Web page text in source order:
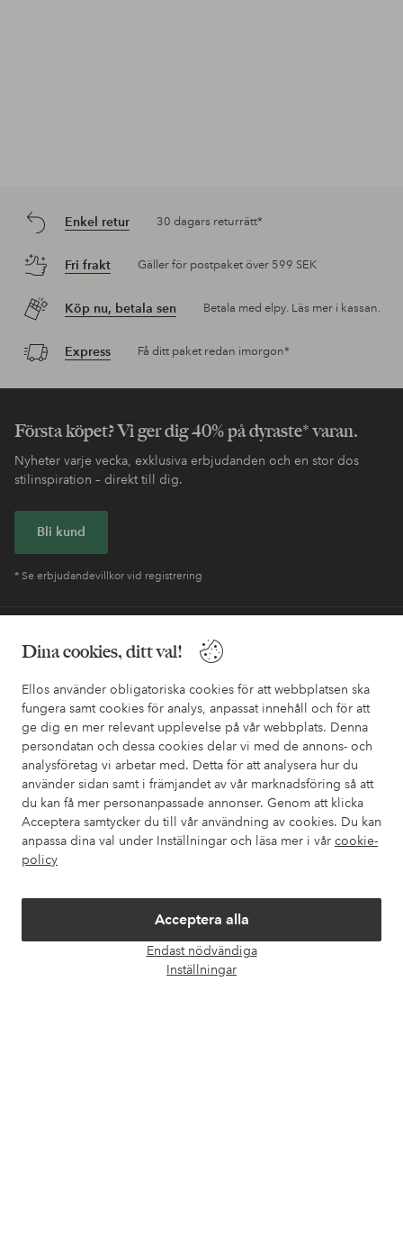
Dina cookies, ditt val!
Ellos använder obligatoriska cookies för att webbplatsen ska
fungera samt cookies för analys, anpassat innehåll och för att
ge dig en mer relevant upplevelse på vår webbplats. Denna
persondatan och dessa cookies delar vi med de annons- och
analysföretag vi arbetar med. Detta för att analysera hur du
använder sidan samt i främjandet av vår marknadsföring så att
du kan få mer personanpassade annonser. Genom att klicka
Acceptera samtycker du till vår användning av cookies. Du kan
anpassa dina val under Inställningar och läsa mer i vår cookie-
policy
Acceptera alla
Endast nödvändiga
Inställningar
Enkel retur 30 dagars returrätt*
Fri frakt Gäller för postpaket över 599 SEK
Köp nu, betala sen Betala med elpy. Läs mer i kassan.
Express Få ditt paket redan imorgon*
Första köpet? Vi ger dig 40% på dyraste* varan.
Nyheter varje vecka, exklusiva erbjudanden och en stor dos
stilinspiration – direkt till dig.
Bli kund
* Se erbjudandevillkor vid registrering
också information om hur du enklast kontaktar oss.
Kundservice Beställning Betalsätt
Mina sidor
Om Ellos